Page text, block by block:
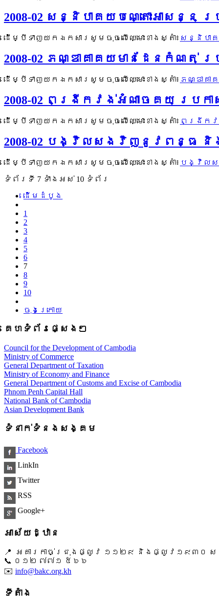
2008-02 សន្និបាគយបណ្តោះអាសន្ន
ដើម្បីទាញយកឯកសារសូមចុចលើឈ្មោះខាងស្តាំ៖ សន្និបា
2008-02 ភណ្ឌាគាគយមានដែនកំណត់
ដើម្បីទាញយកឯកសារសូមចុចលើឈ្មោះខាងស្តាំ៖ ភណ្ឌាគ
2008-02 ពង្រីកវង់អំណាចគយ ប្រក
ដើម្បីទាញយកឯកសារសូមចុចលើឈ្មោះខាងស្តាំ៖ ពង្រីកវ
2008-02 បង្វិលសងវិញនូវពន្ធ និ
ដើម្បីទាញយកឯកសារសូមចុចលើឈ្មោះខាងស្តាំ៖ បង្វិលស
ទំព័រ​ទី 7 ​ទាំងអស់ 10 ទំព័រ
ដើម​ដំបូង
1
2
3
4
5
6
7
8
9
10
ចុងក្រោយ
គេហទំព័រផ្សេងៗ
Council for the Development of Cambodia
Ministry of Commerce
General Department of Taxation
Ministry of Economy and Finance
General Department of Customs and Excise of Cambodia
Phnom Penh Capital Hall
National Bank of Cambodia
Asian Development Bank
ទំនាក់ទំនងសង្គម
Facebook
LinkIn
Twitter
RSS
Google+
អាស័យដ្ឋាន
📍 អគារកាច់ជ្រុងផ្លូវ ១១២៩ និងផ្លូវ១៩៣០ ស
📞 ​០១២ ៧៧១ ៥៦៦
✉️ info@bakc.org.kh
ទីតាំង